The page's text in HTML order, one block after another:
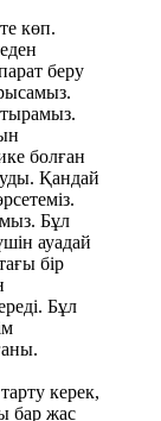
көп.
беру
болған
Қандай
Бұл
ауадай
бір
Бұл
керек,
бар жас